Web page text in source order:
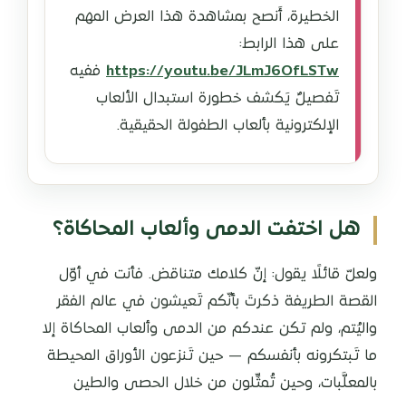
الخطيرة، أَنصح بمشاهدة هذا العرض المهم
على هذا الرابط:
https://youtu.be/JLmJ6OfLSTw ففيه
تَفصيلٌ يَكشف خطورة استبدال الألعاب
الإلكترونية بألعاب الطفولة الحقيقية.
هل اختفت الدمى وألعاب المحاكاة؟
ولعلّ قائلًا يقول: إنّ كلامك متناقض. فأنت في أوّل
القصة الطريفة ذكرتَ بأنّكم تَعيشون في عالم الفقر
واليُتم، ولم تكن عندكم من الدمى وألعاب المحاكاة إلا
ما تَبتكرونه بأنفسكم — حين تَنزعون الأوراق المحيطة
بالمعلَّبات، وحين تُمثِّلون من خلال الحصى والطين